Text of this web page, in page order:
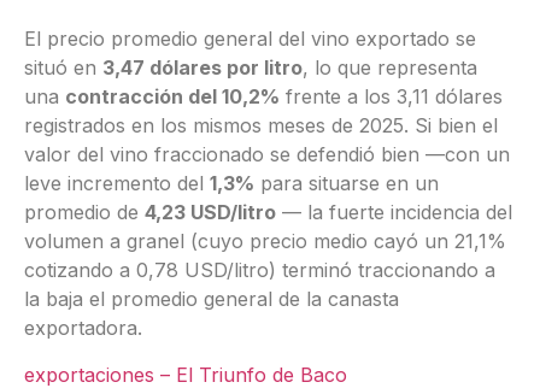
El precio promedio general del vino exportado se
situó en 3,47 dólares por litro, lo que representa
una contracción del 10,2% frente a los 3,11 dólares
registrados en los mismos meses de 2025. Si bien el
valor del vino fraccionado se defendió bien —con un
leve incremento del 1,3% para situarse en un
promedio de 4,23 USD/litro — la fuerte incidencia del
volumen a granel (cuyo precio medio cayó un 21,1%
cotizando a 0,78 USD/litro) terminó traccionando a
la baja el promedio general de la canasta
exportadora.
exportaciones – El Triunfo de Baco